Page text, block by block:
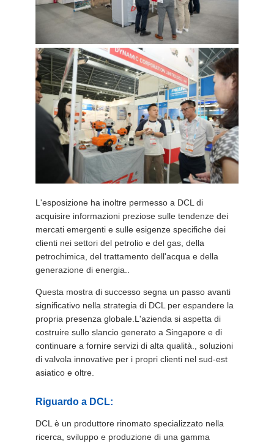
L'esposizione ha inoltre permesso a DCL di
acquisire informazioni preziose sulle tendenze dei
mercati emergenti e sulle esigenze specifiche dei
clienti nei settori del petrolio e del gas, della
petrochimica, del trattamento dell'acqua e della
generazione di energia..
Questa mostra di successo segna un passo avanti
significativo nella strategia di DCL per espandere la
propria presenza globale.L'azienda si aspetta di
costruire sullo slancio generato a Singapore e di
continuare a fornire servizi di alta qualità., soluzioni
di valvola innovative per i propri clienti nel sud-est
asiatico e oltre.
Riguardo a DCL:
DCL è un produttore rinomato specializzato nella
ricerca, sviluppo e produzione di una gamma